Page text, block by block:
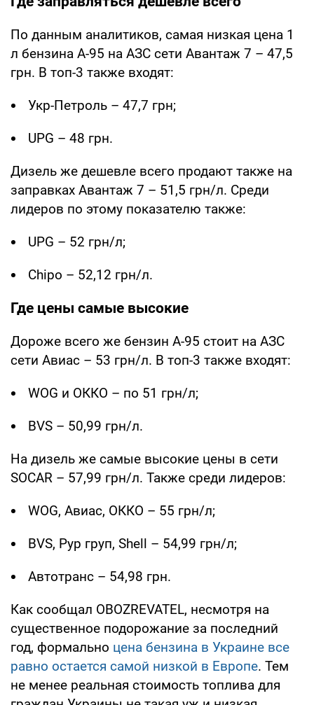
По данным аналитиков, самая низкая цена 1
л бензина А-95 на АЗС сети Авантаж 7 – 47,5
грн. В топ-3 также входят:
Укр-Петроль – 47,7 грн;
UPG – 48 грн.
Дизель же дешевле всего продают также на
заправках Авантаж 7 – 51,5 грн/л. Среди
лидеров по этому показателю также:
UPG – 52 грн/л;
Chipo – 52,12 грн/л.
Где цены самые высокие
Дороже всего же бензин А-95 стоит на АЗС
сети Авиас – 53 грн/л. В топ-3 также входят:
WOG и ОККО – по 51 грн/л;
BVS – 50,99 грн/л.
На дизель же самые высокие цены в сети
SOCAR – 57,99 грн/л. Также среди лидеров:
WOG, Авиас, ОККО – 55 грн/л;
BVS, Рур груп, Shell – 54,99 грн/л;
Автотранс – 54,98 грн.
Как сообщал OBOZREVATEL, несмотря на
существенное подорожание за последний
год, формально цена бензина в Украине все
равно остается самой низкой в Европе. Тем
не менее реальная стоимость топлива для